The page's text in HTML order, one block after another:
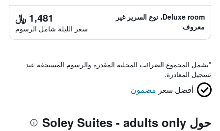
Deluxe room، نوع السرير غير
معروف
1,481 ﷼
سعر الليلة شامل الرسوم
*يشمل المجموع الضرائب المحلية المقدرة والرسوم المستحقة عند
تسجيل المغادرة.
أفضل سعر مضمون
حول Soley Suites - adults only